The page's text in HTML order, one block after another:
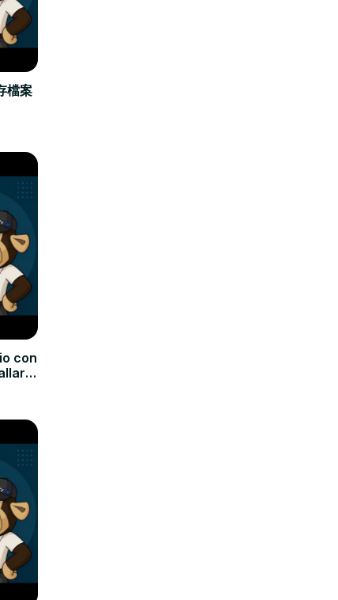
檔案
con